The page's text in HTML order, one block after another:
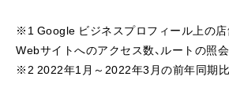
※1 Google ビジネスプロフィール上の
Webサイトへのアクセス数、ルートの照
※2 2022年1月～2022年3月の前年同期比